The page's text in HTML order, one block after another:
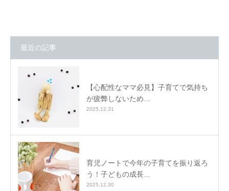
最近の記事
【心配性なママ必見】子育てで気持ち
が疲弊しないため…
2025.12.31
育児ノートで今年の子育てを振り返ろ
う！子どもの成長…
2025.12.30